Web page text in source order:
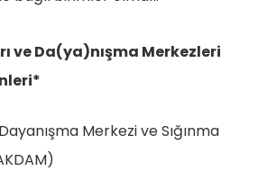
ve Da(ya)nışma Merkezleri
Merkezi ve Sığınma